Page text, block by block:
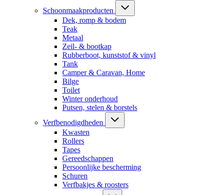
Schoonmaakproducten
Dek, romp & bodem
Teak
Metaal
Zeil- & bootkap
Rubberboot, kunststof & vinyl
Tank
Camper & Caravan, Home
Bilge
Toilet
Winter onderhoud
Putsen, stelen & borstels
Verfbenodigdheden
Kwasten
Rollers
Tapes
Gereedschappen
Persoonlijke bescherming
Schuren
Verfbakjes & roosters